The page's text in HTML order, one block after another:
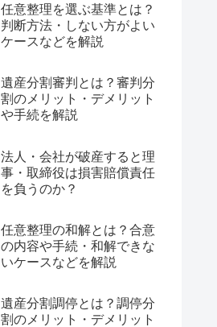
任意整理を選ぶ基準とは？
判断方法・しない方がよい
ケースなどを解説
遺産分割審判とは？審判分
割のメリット・デメリット
や手続を解説
法人・会社が破産すると理
事・取締役は損害賠償責任
を負うのか？
任意整理の和解とは？合意
の内容や手続・和解できな
いケースなどを解説
遺産分割調停とは？調停分
割のメリット・デメリット